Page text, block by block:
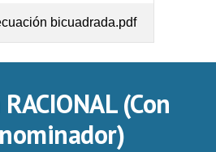
bicuadrada.pdf
(Con